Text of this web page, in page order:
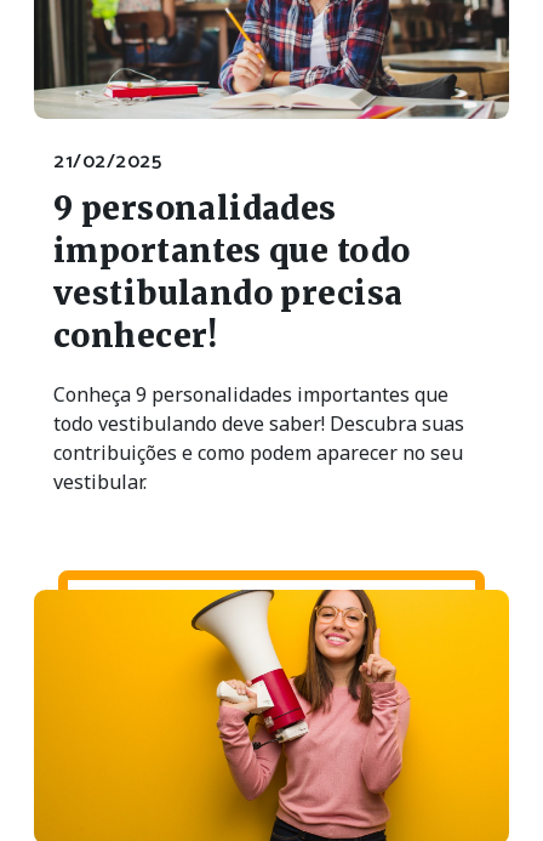
21/02/2025
9 personalidades
importantes que todo
vestibulando precisa
conhecer!
Conheça 9 personalidades importantes que
todo vestibulando deve saber! Descubra suas
contribuições e como podem aparecer no seu
vestibular.